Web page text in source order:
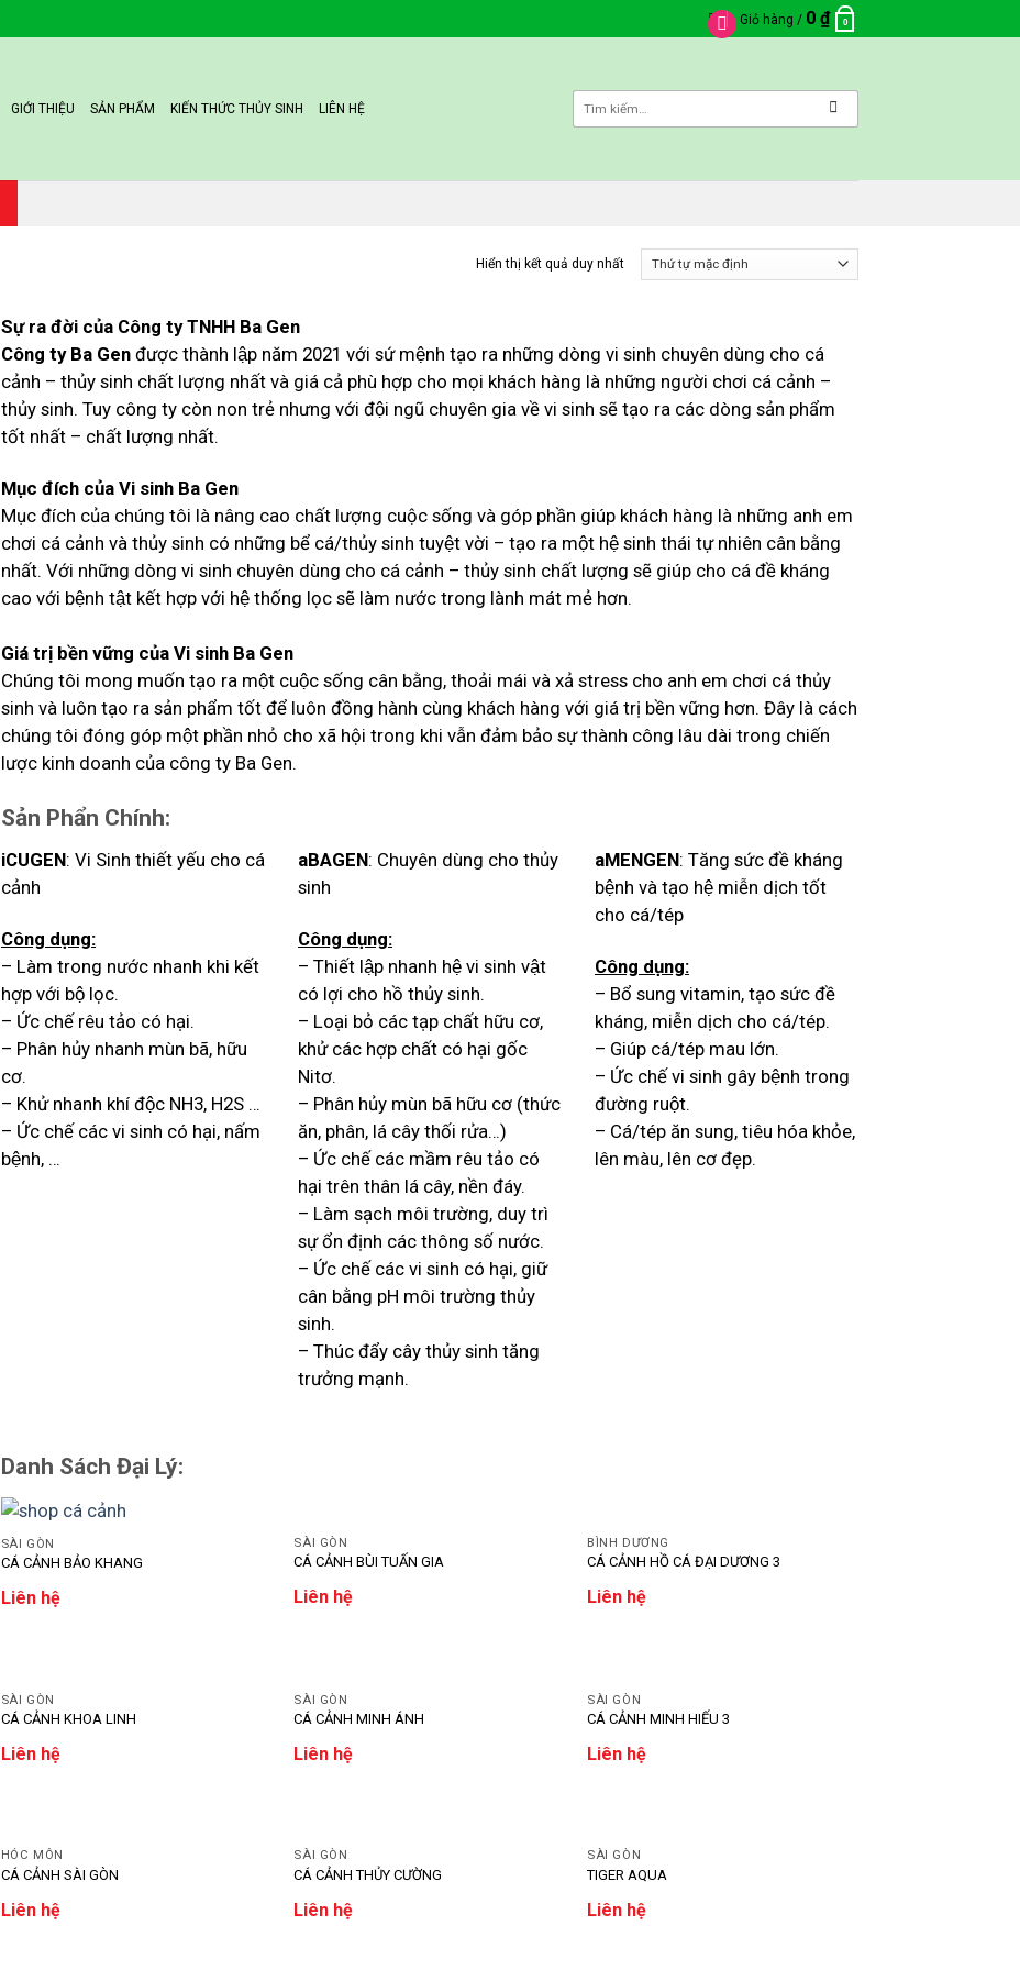
Giỏ hàng / 0 ₫ 0
GIỚI THIỆU SẢN PHẨM KIẾN THỨC THỦY SINH LIÊN HỆ
Hiển thị kết quả duy nhất
Sự ra đời của Công ty TNHH Ba Gen
Công ty Ba Gen được thành lập năm 2021 với sứ mệnh tạo ra những dòng vi sinh chuyên dùng cho cá
cảnh – thủy sinh chất lượng nhất và giá cả phù hợp cho mọi khách hàng là những người chơi cá cảnh –
thủy sinh. Tuy công ty còn non trẻ nhưng với đội ngũ chuyên gia về vi sinh sẽ tạo ra các dòng sản phẩm
tốt nhất – chất lượng nhất.
Mục đích của Vi sinh Ba Gen
Mục đích của chúng tôi là nâng cao chất lượng cuộc sống và góp phần giúp khách hàng là những anh em
chơi cá cảnh và thủy sinh có những bể cá/thủy sinh tuyệt vời – tạo ra một hệ sinh thái tự nhiên cân bằng
nhất. Với những dòng vi sinh chuyên dùng cho cá cảnh – thủy sinh chất lượng sẽ giúp cho cá đề kháng
cao với bệnh tật kết hợp với hệ thống lọc sẽ làm nước trong lành mát mẻ hơn.
Giá trị bền vững của Vi sinh Ba Gen
Chúng tôi mong muốn tạo ra một cuộc sống cân bằng, thoải mái và xả stress cho anh em chơi cá thủy
sinh và luôn tạo ra sản phẩm tốt để luôn đồng hành cùng khách hàng với giá trị bền vững hơn. Đây là cách
chúng tôi đóng góp một phần nhỏ cho xã hội trong khi vẫn đảm bảo sự thành công lâu dài trong chiến
lược kinh doanh của công ty Ba Gen.
Sản Phẩn Chính:
iCUGEN: Vi Sinh thiết yếu cho cá
cảnh
Công dụng:
– Làm trong nước nhanh khi kết
hợp với bộ lọc.
– Ức chế rêu tảo có hại.
– Phân hủy nhanh mùn bã, hữu
cơ.
– Khử nhanh khí độc NH3, H2S …
– Ức chế các vi sinh có hại, nấm
bệnh, …
aBAGEN: Chuyên dùng cho thủy
sinh
Công dụng:
– Thiết lập nhanh hệ vi sinh vật
có lợi cho hồ thủy sinh.
– Loại bỏ các tạp chất hữu cơ,
khử các hợp chất có hại gốc
Nitơ.
– Phân hủy mùn bã hữu cơ (thức
ăn, phân, lá cây thối rửa…)
– Ức chế các mầm rêu tảo có
hại trên thân lá cây, nền đáy.
– Làm sạch môi trường, duy trì
sự ổn định các thông số nước.
– Ức chế các vi sinh có hại, giữ
cân bằng pH môi trường thủy
sinh.
– Thúc đẩy cây thủy sinh tăng
trưởng mạnh.
aMENGEN: Tăng sức đề kháng
bệnh và tạo hệ miễn dịch tốt
cho cá/tép
Công dụng:
– Bổ sung vitamin, tạo sức đề
kháng, miễn dịch cho cá/tép.
– Giúp cá/tép mau lớn.
– Ức chế vi sinh gây bệnh trong
đường ruột.
– Cá/tép ăn sung, tiêu hóa khỏe,
lên màu, lên cơ đẹp.
Danh Sách Đại Lý:
SÀI GÒN
CÁ CẢNH BẢO KHANG
Liên hệ
SÀI GÒN
CÁ CẢNH BÙI TUẤN GIA
Liên hệ
BÌNH DƯƠNG
CÁ CẢNH HỒ CÁ ĐẠI DƯƠNG 3
Liên hệ
SÀI GÒN
CÁ CẢNH KHOA LINH
Liên hệ
SÀI GÒN
CÁ CẢNH MINH ÁNH
Liên hệ
SÀI GÒN
CÁ CẢNH MINH HIẾU 3
Liên hệ
HÓC MÔN
CÁ CẢNH SÀI GÒN
Liên hệ
SÀI GÒN
CÁ CẢNH THỦY CƯỜNG
Liên hệ
SÀI GÒN
TIGER AQUA
Liên hệ